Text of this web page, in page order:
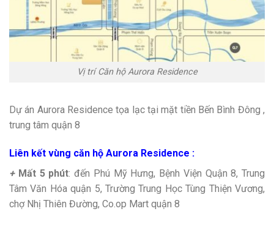
Vị trí Căn hộ Aurora Residence
Dự án Aurora Residence tọa lạc tại mặt tiền Bến Bình Đông ,
trung tâm quận 8
Liên kết vùng căn hộ Aurora Residence :
+ Mất 5 phút: đến Phú Mỹ Hưng, Bệnh Viện Quận 8, Trung
Tâm Văn Hóa quận 5, Trường Trung Học Tùng Thiện Vương,
chợ Nhị Thiên Đường, Co.op Mart quận 8